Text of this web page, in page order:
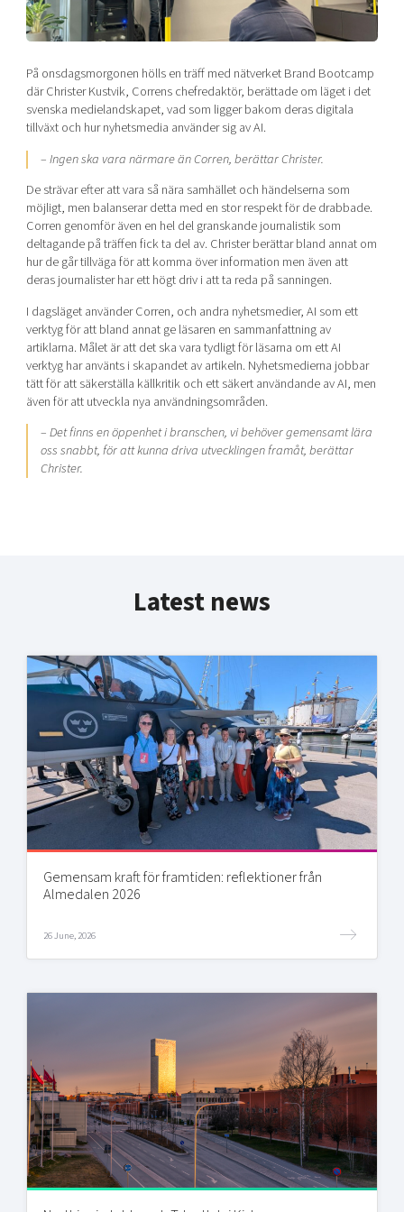
Shaping cities and regions
Bright East
East Sweden Tech Women
Reversed mentorship
Current offers and activities
Upscaling
Talent & skills
Startup & industry collaboration
Offers to boost your business
Funding opportunities
Our community of companies
Projects
Publications
Project toolbox
Our clusters
Reach out to us
Locations
Today's lunch in Mjärdevi
På onsdagsmorgonen hölls en träff med nätverket Brand Bootcamp
där Christer Kustvik, Correns chefredaktör, berättade om läget i det
svenska medielandskapet, vad som ligger bakom deras digitala
tillväxt och hur nyhetsmedia använder sig av AI.
–Ingen ska vara närmare än Corren, berättar Christer.
De strävar efter att vara så nära samhället och händelserna som
möjligt, men balanserar detta med en stor respekt för de drabbade.
Corren genomför även en hel del granskande journalistik som
deltagande på träffen fick ta del av. Christer berättar bland annat om
hur de går tillväga för att komma över information men även att
deras journalister har ett högt driv i att ta reda på sanningen.
I dagsläget använder Corren, och andra nyhetsmedier, AI som ett
verktyg för att bland annat ge läsaren en sammanfattning av
artiklarna. Målet är att det ska vara tydligt för läsarna om ett AI
verktyg har använts i skapandet av artikeln. Nyhetsmedierna jobbar
tätt för att säkerställa källkritik och ett säkert användande av AI, men
även för att utveckla nya användningsområden.
–Det finns en öppenhet i branschen, vi behöver gemensamt lära
oss snabbt, för att kunna driva utvecklingen framåt, berättar
Christer.
Latest news
Gemensam kraft för framtiden: reflektioner från
Almedalen 2026
26 June, 2026